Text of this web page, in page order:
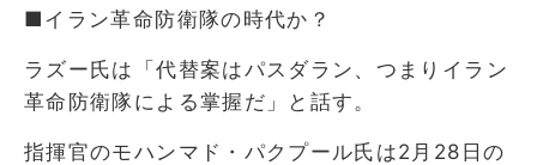
■イラン革命防衛隊の時代か？
ラズー氏は「代替案はパスダラン、つまりイラン
革命防衛隊による掌握だ」と話す。
指揮官のモハンマド・パクプール氏は2月28日の